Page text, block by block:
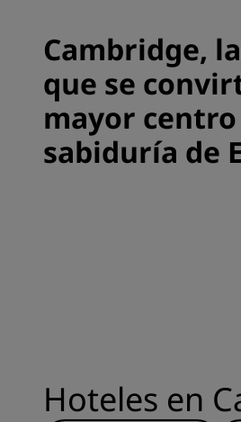
Cambridge,
que se
mayor
sabiduría de
Hoteles en